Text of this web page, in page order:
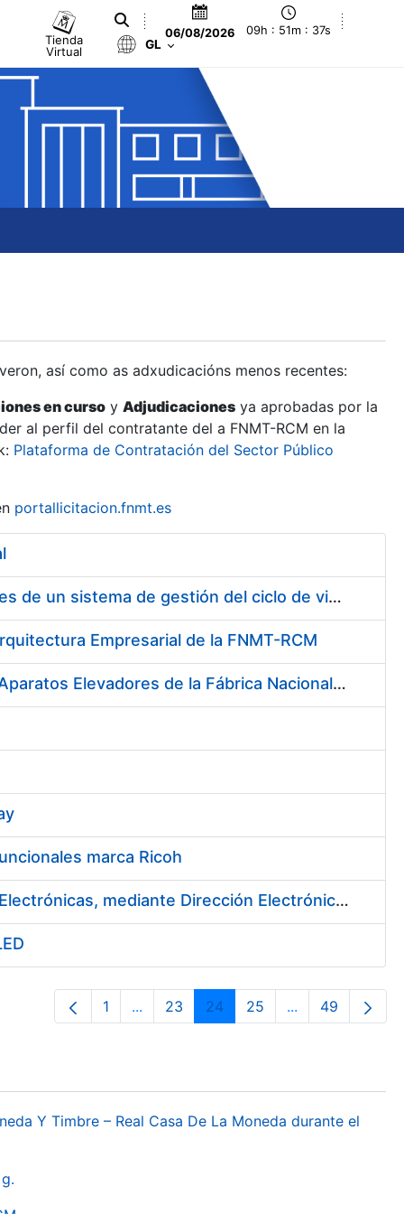
Tienda
Virtual
06/08/2026 09h : 51m : 38s
GL
así como as adxudicacións menos recentes:
en curso y Adjudicaciones ya aprobadas por la
al perfil del contratante del a FNMT-RCM en la
Plataforma de Contratación del Sector Público
portallicitacion.fnmt.es
Contratación de Servicio de consultoría para implantación por fases de un sistema de gestión del ciclo de vida de las aplicaciones en el área de desarrollo de CERES (Fase 1).
Empresarial de la FNMT-RCM
Servicio de Mantenimiento (preventivo, correctivo y legal) de los Aparatos Elevadores de la Fábrica Nacional de Moneda y Timbre-Real Casa de la Moneda, en Madrid.
marca Ricoh
Contratación de un Sistema de Notificaciones y Comunicaciones Electrónicas, mediante Dirección Electrónica Habilitada
Páxina
1 ...Páxinas intermedias Use pestaña para
Páxina
23 Páxina
24 Páxina
25 ...PáxinasPáxina
49
Y Timbre – Real Casa De La Moneda durante el